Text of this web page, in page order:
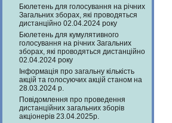
Бюлетень для голосування на річних
Загальних зборах, які проводяться
дистанційно 02.04.2024 року
Бюлетень для кумулятивного
голосування на річних Загальних
зборах, які проводяться дистанційно
02.04.2024 року
Інформація про загальну кількість
акцій та голосуючих акцій станом на
28.03.2024 р.
Повідомлення про проведення
дистанційних загальних зборів
акціонерів 23.04.2025р.